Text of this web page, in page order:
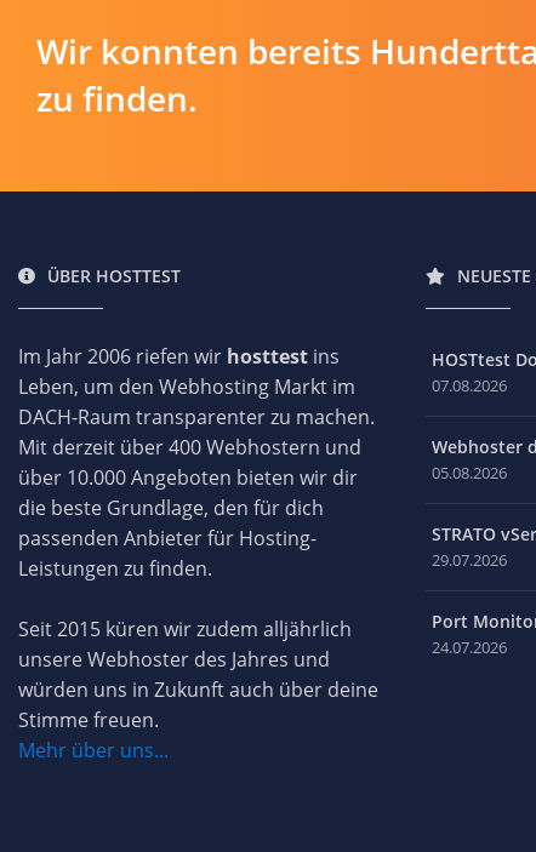
Wir konnten bereits
zu finden.
ÜBER HOSTTEST
Im Jahr 2006 riefen wir hosttest ins
Leben, um den Webhosting Markt im
DACH-Raum transparenter zu machen.
Mit derzeit über 400 Webhostern und
über 10.000 Angeboten bieten wir dir
die beste Grundlage, den für dich
passenden Anbieter für Hosting-
Leistungen zu finden.
Seit 2015 küren wir zudem alljährlich
unsere Webhoster des Jahres und
würden uns in Zukunft auch über deine
Stimme freuen.
Mehr über uns...
HOSTtest
07.08.2026
Webhoster
05.08.2026
STRATO
29.07.2026
Port
24.07.2026